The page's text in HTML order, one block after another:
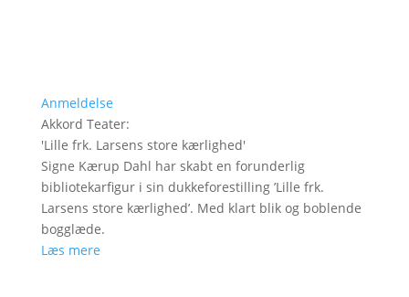
Anmeldelse
Akkord Teater:
'Lille frk. Larsens store kærlighed'
Signe Kærup Dahl har skabt en forunderlig
bibliotekarfigur i sin dukkeforestilling ’Lille frk.
Larsens store kærlighed’. Med klart blik og boblende
bogglæde.
Læs mere